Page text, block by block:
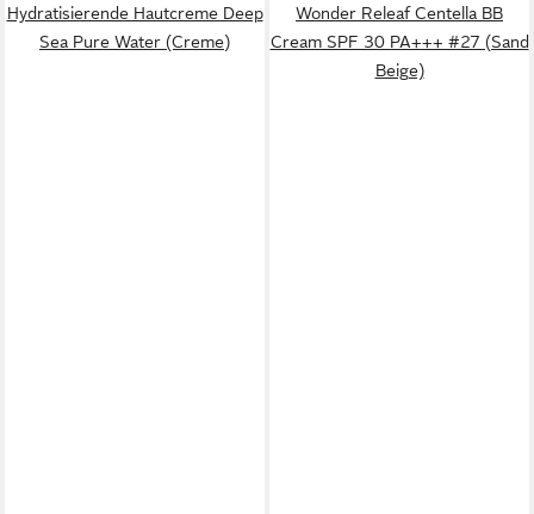
Hydratisierende Hautcreme Deep
Sea Pure Water (Creme)
Wonder Releaf Centella BB
Cream SPF 30 PA+++ #27 (Sand
Beige)